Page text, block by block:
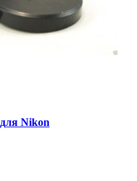
Nikon